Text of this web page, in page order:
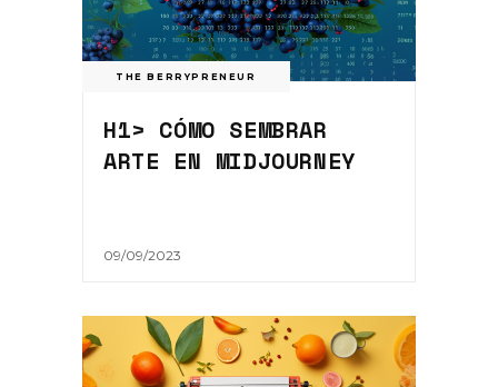
THE BERRYPRENEUR
H1> CÓMO SEMBRAR
ARTE EN MIDJOURNEY
09/09/2023